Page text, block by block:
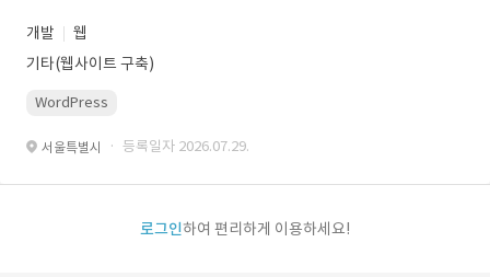
개발
웹
기타(웹사이트 구축)
WordPress
서울특별시 · 등록일자 2026.07.29.
로그인하여 편리하게 이용하세요!